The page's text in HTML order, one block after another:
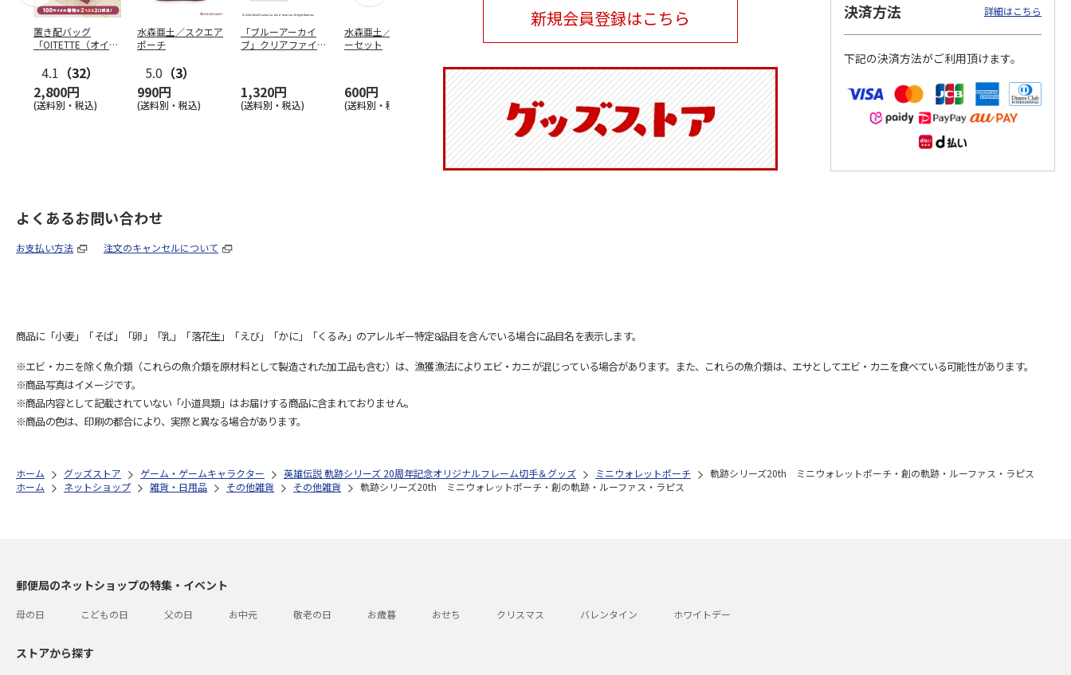
置き配バッグ
「OITETTE（オイテ
4.1 （32）
2,800円
(送料別・税込)
水森亜土／スクエア
ポーチ
5.0 （3）
990円
(送料別・税込)
「ブルーアーカイ
ブ」クリアファイル
1,320円
(送料別・税込)
水森亜土／ステッカ
ーセット
600円
(送料別・税込)
5.0（6）
1,100円
(送料別・税込)
おもちもちもちマス
2,200円
(送料別・税込)
奇妙な冒険 黄金の
セッ…
5.0（7）
1,969円
(送料別・税込)
令和八年七月場所
605,000円
ポムポムプリン30th
ション
4,950円
(送料別・税込)
リラックマ／クリア
750円
(送料別・税込)
新規会員登録はこちら 決済方法 詳細はこちら
下記の決済方法がご利用頂けます。
よくあるお問い合わせ
お支払い方法 注文のキャンセルについて
商品に「小麦」「そば」「卵」「乳」「落花生」「えび」「かに」「くるみ」のアレルギー特定8品目を含んでいる場合に品目名を表示します。
※エビ・カニを除く魚介類（これらの魚介類を原材料として製造された加工品も含む）は、漁獲漁法によりエビ・カニが混じっている場合があります。また、これらの魚介類は、エサとしてエビ・カニを食べている可能性があります。
※商品写真はイメージです。
※商品内容として記載されていない「小道具類」はお届けする商品に含まれておりません。
※商品の色は、印刷の都合により、実際と異なる場合があります。
ホーム グッズストア ゲーム・ゲームキャラクター 英雄伝説 軌跡シリーズ 20周年記念オリジナルフレーム切手＆グッズ ミニウォレットポーチ
軌跡シリーズ20th ミニウォレットポーチ・創の軌跡・ルーファス・ラピス
ホーム
ネットショップ 雑貨・日用品 その他雑貨 その他雑貨 軌跡シリーズ20th ミニウォレットポーチ・創の軌跡・ルーファス・ラピス
郵便局のネットショップの特集・イベント
母の日 こどもの日 父の日 お中元 敬老の日 お歳暮 おせち クリスマス バレンタイン ホワイトデー
ストアから探す